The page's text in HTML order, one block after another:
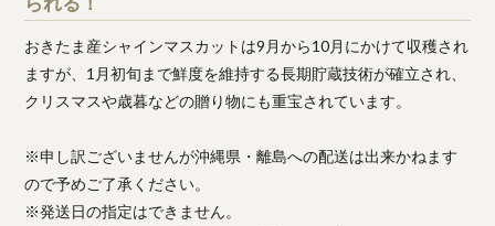
おきたま産シャインマスカットは9月から10月にかけて収穫され
ますが、1月初旬まで鮮度を維持する長期貯蔵技術が確立され、
クリスマスや歳暮などの贈り物にも重宝されています。
※申し訳ございませんが沖縄県・離島への配送は出来かねます
ので予めご了承ください。
※発送日の指定はできません。